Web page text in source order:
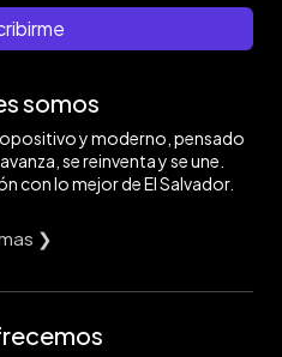
somos
y moderno, pensado
se reinventa y se une.
con lo mejor de El Salvador.
❯